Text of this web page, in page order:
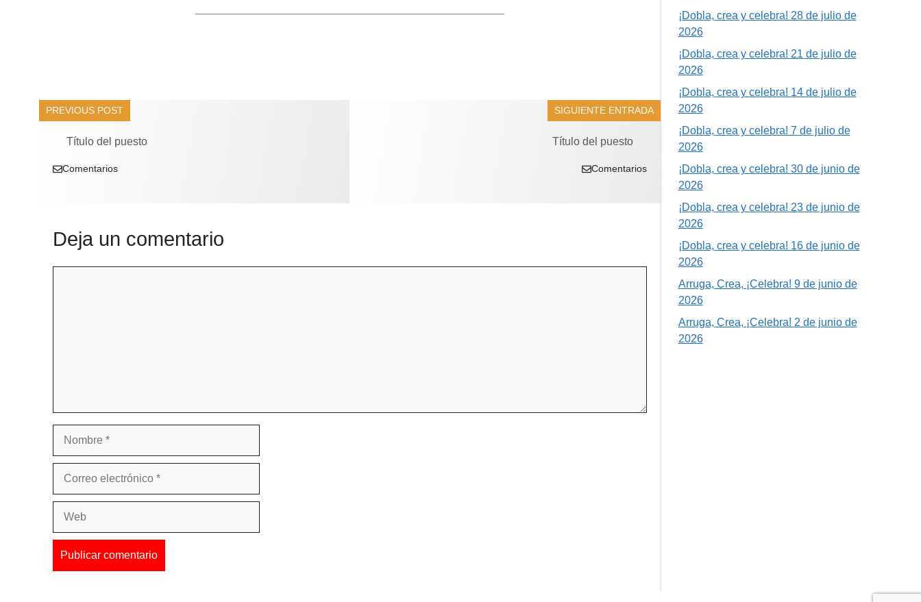
PREVIOUS POST
Título del puesto
Comentarios
SIGUIENTE ENTRADA
Título del puesto
Comentarios
Deja un comentario
¡Dobla, crea y celebra! 28 de julio de
2026
¡Dobla, crea y celebra! 21 de julio de
2026
¡Dobla, crea y celebra! 14 de julio de
2026
¡Dobla, crea y celebra! 7 de julio de
2026
¡Dobla, crea y celebra! 30 de junio de
2026
¡Dobla, crea y celebra! 23 de junio de
2026
¡Dobla, crea y celebra! 16 de junio de
2026
Arruga, Crea, ¡Celebra! 9 de junio de
2026
Arruga, Crea, ¡Celebra! 2 de junio de
2026